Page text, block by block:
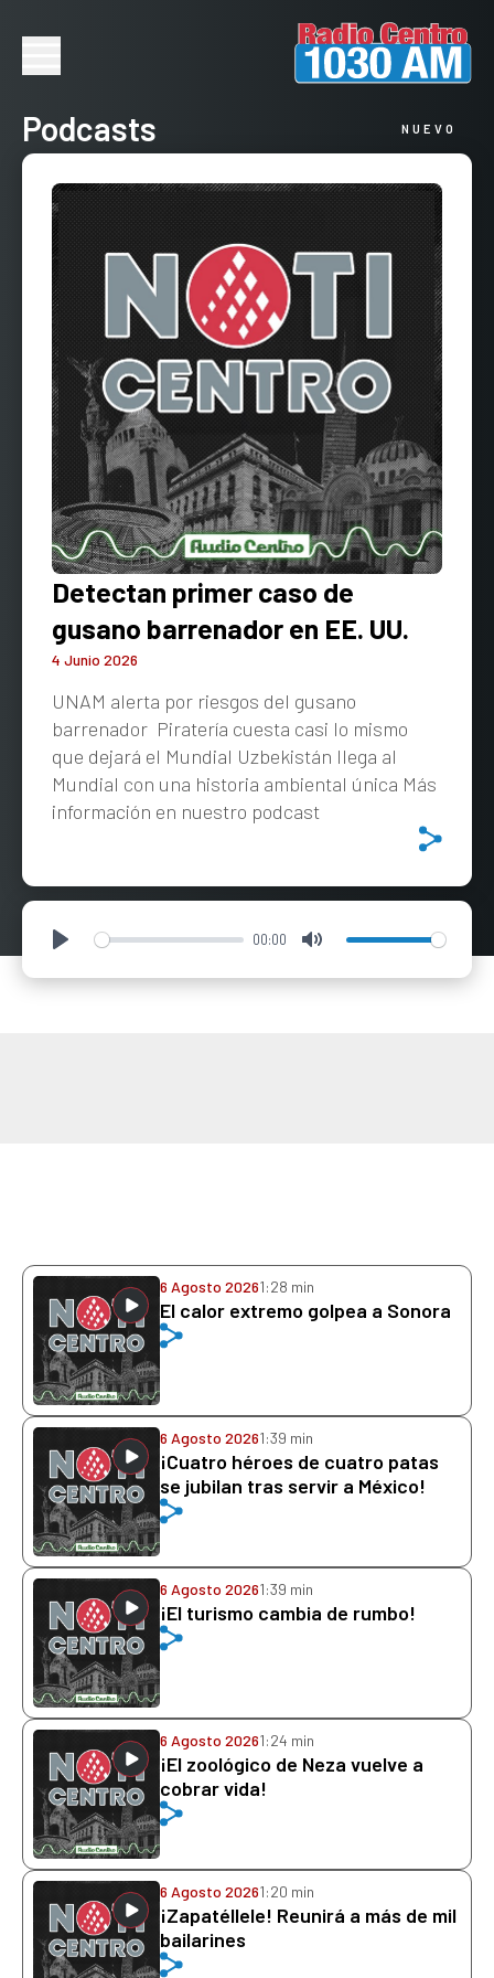
Podcasts NUEVO
Detectan primer caso de
gusano barrenador en EE. UU.
4 Junio 2026
UNAM alerta por riesgos del gusano
barrenador Piratería cuesta casi lo mismo
que dejará el Mundial Uzbekistán llega al
Mundial con una historia ambiental única Más
información en nuestro podcast
Play 00:00 Mute
6 Agosto 20261:28 min
El calor extremo golpea a Sonora
6 Agosto 20261:39 min
¡Cuatro héroes de cuatro patas
se jubilan tras servir a México!
6 Agosto 20261:39 min
¡El turismo cambia de rumbo!
6 Agosto 20261:24 min
¡El zoológico de Neza vuelve a
cobrar vida!
6 Agosto 20261:20 min
¡Zapatéllele! Reunirá a más de mil
bailarines